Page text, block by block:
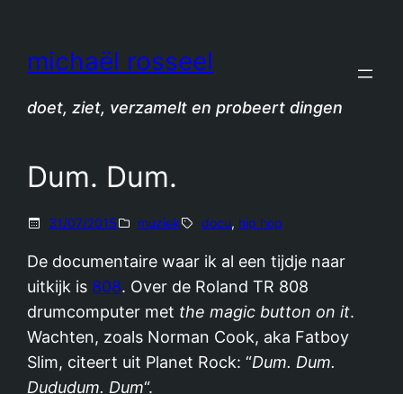
michaël rosseel
doet, ziet, verzamelt en probeert dingen
Dum. Dum.
31/07/2015 muziek docu, hip hop
De documentaire waar ik al een tijdje naar
uitkijk is 808. Over de Roland TR 808
drumcomputer met the magic button on it.
Wachten, zoals Norman Cook, aka Fatboy
Slim, citeert uit Planet Rock: “Dum. Dum.
Dududum. Dum“.